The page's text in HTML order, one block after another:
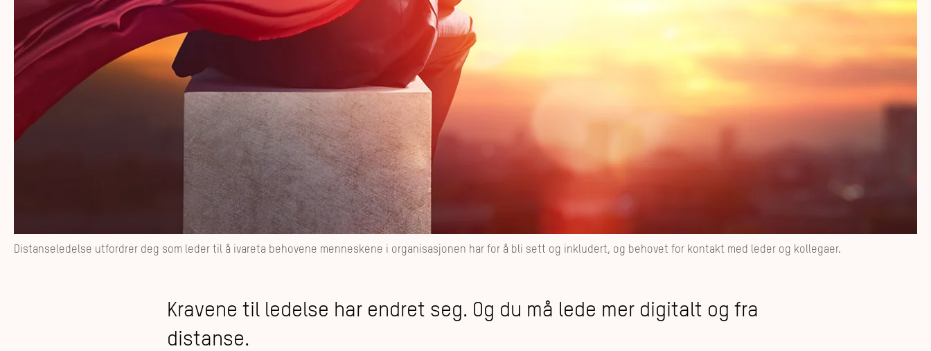
Distanseledelse utfordrer deg som leder til å ivareta behovene menneskene i organisasjonen har for å bli sett og inkludert, og behovet for kontakt med leder og kollegaer.
Kravene til ledelse har endret seg. Og du må lede mer digitalt og fra
distanse.